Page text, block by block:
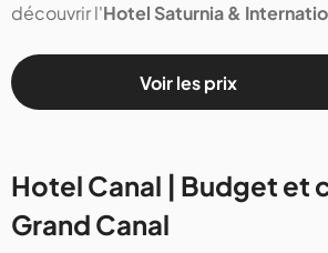
découvrir l'Hotel Saturnia &
Voir les prix
Hotel Canal | Budget et
Grand Canal